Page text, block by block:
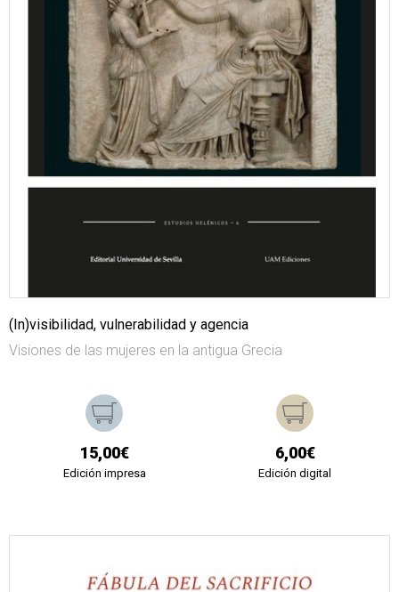
(In)visibilidad, vulnerabilidad y agencia
Visiones de las mujeres en la antigua Grecia
15,00€
Edición impresa
6,00€
Edición digital